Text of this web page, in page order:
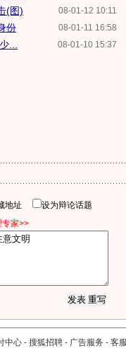
08-01-12 10:11
(图)
08-01-11 16:58
份
08-01-10 15:37
...
地址
设为辩论话题
家>>
中心 - 搜狐招聘 - 广告服务 - 客